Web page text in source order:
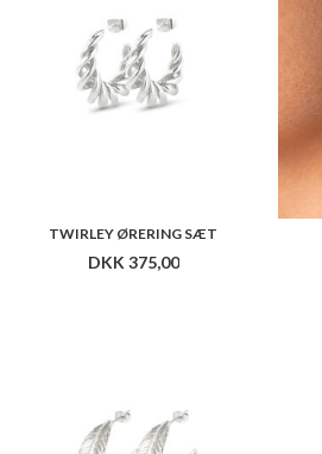
TWIRLEY ØRERING SÆT
DKK 375,00